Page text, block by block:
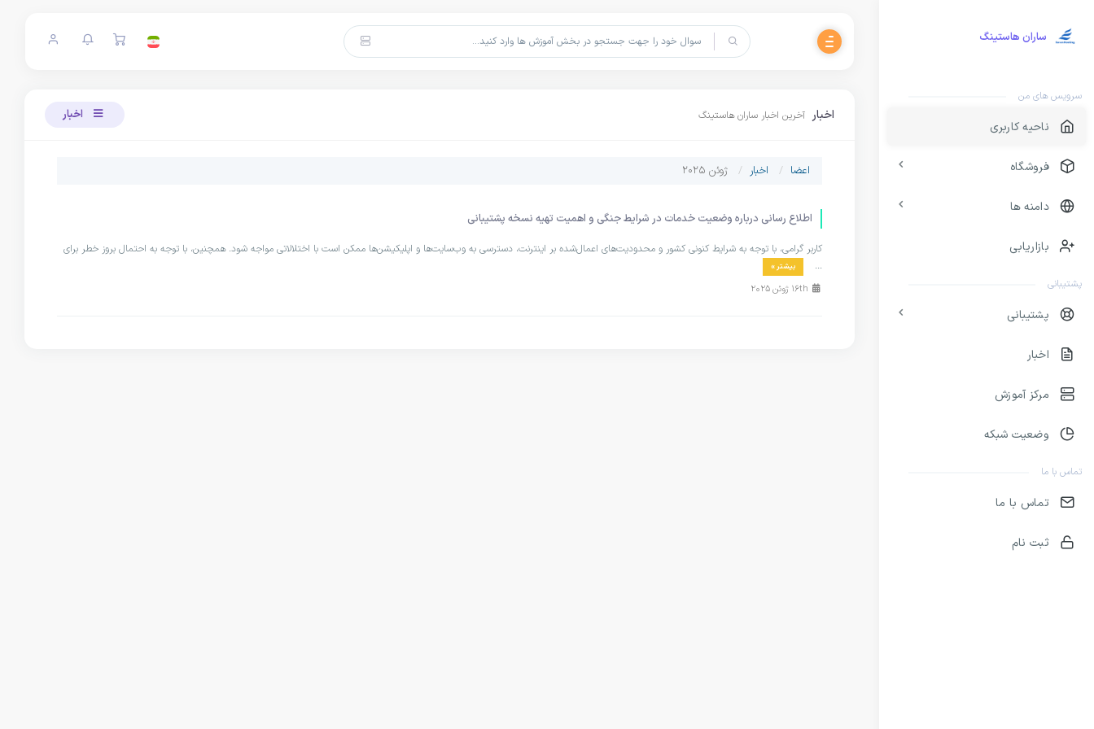
ساران هاستینگ
سرویس های من
ناحیه کاربری
فروشگاه
دامنه ها
بازاریابی
پشتیبانی
پشتیبانی
اخبار
مرکز آموزش
وضعیت شبکه
تماس با ما
تماس با ما
ثبت نام
اخبار آخرین اخبار ساران هاستینگ
اعضا اخبار ژوئن 2025
اطلاع‌ رسانی درباره وضعیت خدمات در شرایط جنگی و اهمیت تهیه نسخه پشتیبانی
کاربر گرامی، با توجه به شرایط کنونی کشور و محدودیت‌های اعمال‌شده بر اینترنت، دسترسی به وب‌سایت‌ها و اپلیکیشن‌ها ممکن است با اختلالاتی مواجه شود. همچنین، با توجه به احتمال بروز خطر برای
...
بیشتر »